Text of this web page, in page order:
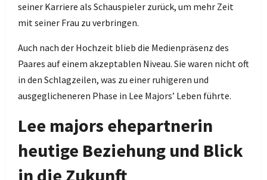
seiner Karriere als Schauspieler zurück, um mehr Zeit
mit seiner Frau zu verbringen.
Auch nach der Hochzeit blieb die Medienpräsenz des
Paares auf einem akzeptablen Niveau. Sie waren nicht oft
in den Schlagzeilen, was zu einer ruhigeren und
ausgeglicheneren Phase in Lee Majors’ Leben führte.
Lee majors ehepartnerin
heutige Beziehung und Blick
in die Zukunft